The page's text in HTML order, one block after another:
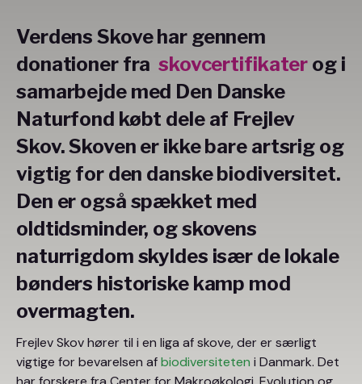
Verdens Skove har gennem
donationer fraskovcertifikater og i
samarbejde med Den Danske
Naturfond købt dele af Frejlev
Skov. Skoven er ikke bare artsrig og
vigtig for den danske biodiversitet.
Den er også spækket med
oldtidsminder, og skovens
naturrigdom skyldes især de lokale
bønders historiske kamp mod
overmagten.
Frejlev Skov hører til i en liga af skove, der er særligt
vigtige for bevarelsen afbiodiversiteten i Danmark. Det